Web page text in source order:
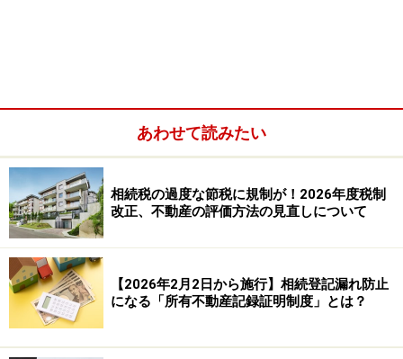
直系卑属とは？子や孫を指す
では、直系卑属も『直系』と『卑属』に分解してイメー
ジしてみますと、『直系』は先ほどの『直系尊属』と同
じなので、『卑属』とはなんでしょうか？『卑属』は
『尊属』とは逆で、ある人を基準として、その人よりも
世代が後の人というイメージになります。
つまり、自分を中心とすると、父母や祖父母などのご先
祖様が、『直系尊属』、子や孫などが、『直系卑属』と
あわせて読みたい
相続税の過度な節税に規制が！2026年度税制
改正、不動産の評価方法の見直しについて
【2026年2月2日から施行】相続登記漏れ防止
になる「所有不動産記録証明制度」とは？